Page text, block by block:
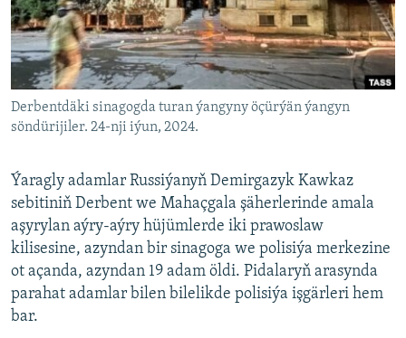
Derbentdäki sinagogda turan ýangyny öçürýän ýangyn
söndürijiler. 24-nji iýun, 2024.
Ýaragly adamlar Russiýanyň Demirgazyk Kawkaz
sebitiniň Derbent we Mahaçgala şäherlerinde amala
aşyrylan aýry-aýry hüjümlerde iki prawoslaw
kilisesine, azyndan bir sinagoga we polisiýa merkezine
ot açanda, azyndan 19 adam öldi. Pidalaryň arasynda
parahat adamlar bilen bilelikde polisiýa işgärleri hem
bar.